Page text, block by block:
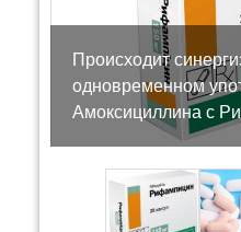
Происходит
одновременном
Амоксициллина с